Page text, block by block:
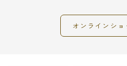
オンラインショ